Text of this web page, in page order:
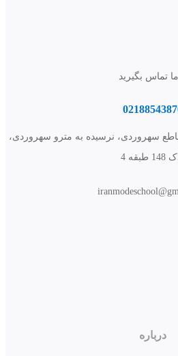
ما تماس بگیرید
سهروردی، نرسیده به مترو سهروردی،
طبقه 4
درباره